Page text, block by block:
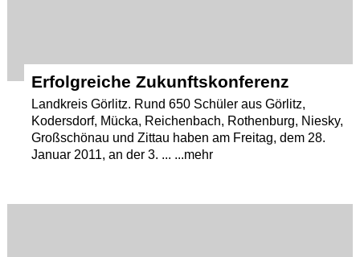
Erfolgreiche Zukunftskonferenz
Landkreis Görlitz. Rund 650 Schüler aus Görlitz,
Kodersdorf, Mücka, Reichenbach, Rothenburg, Niesky,
Großschönau und Zittau haben am Freitag, dem 28.
Januar 2011, an der 3. ... ...mehr